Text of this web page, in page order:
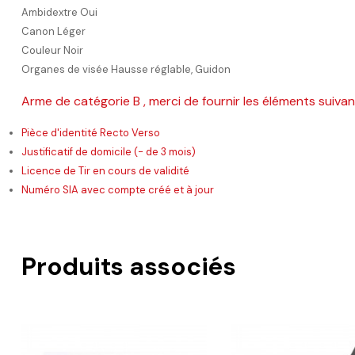
Ambidextre Oui
Canon Léger
Couleur Noir
Organes de visée Hausse réglable, Guidon
Arme de catégorie B , merci de fournir les éléments
Pièce d'identité Recto Verso
Justificatif de domicile (- de 3 mois)
Licence de Tir en cours de validité
Numéro SIA avec compte créé et à jour
Produits associés